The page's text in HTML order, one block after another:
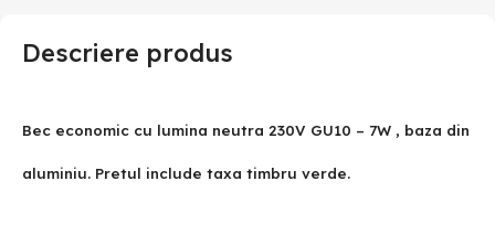
Descriere produs
Bec economic cu lumina neutra 230V GU10 – 7W , baza din
aluminiu. Pretul include taxa timbru verde.